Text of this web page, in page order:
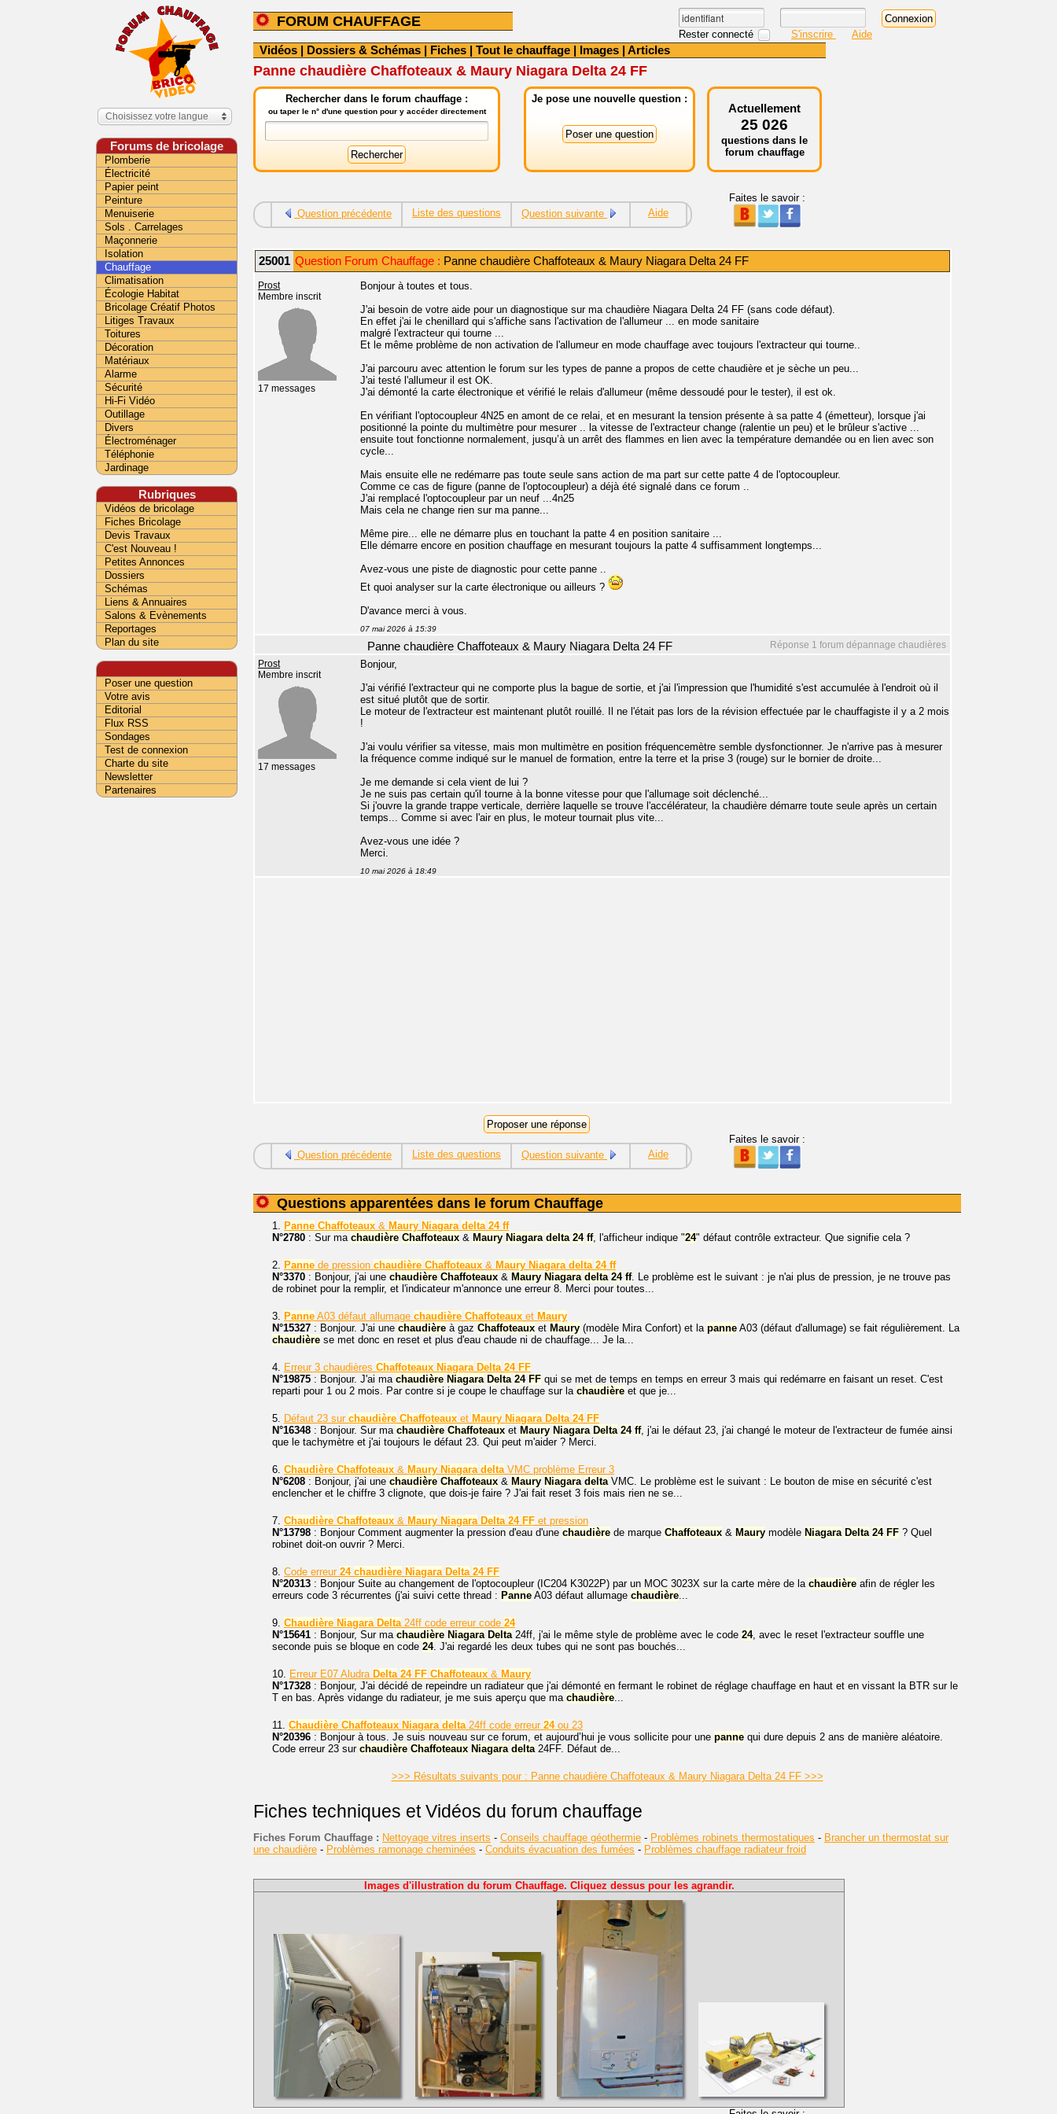
FORUM CHAUFFAGE
Rester connecté S'inscrire Aide
Vidéos | Dossiers & Schémas | Fiches | Tout le chauffage | Images | Articles
Panne chaudière Chaffoteaux & Maury Niagara Delta 24 FF
Rechercher dans le forum chauffage :
ou taper le n° d'une question pour y accéder directement
Je pose une nouvelle question :
Actuellement
25 026
questions dans le
forum chauffage
Question précédente Liste des questions Question suivante Aide
Faites le savoir :
25001 Question Forum Chauffage : Panne chaudière Chaffoteaux & Maury Niagara Delta 24 FF
Prost
Membre inscrit
17 messages
Bonjour à toutes et tous.
J'ai besoin de votre aide pour un diagnostique sur ma chaudière Niagara Delta 24 FF (sans code défaut).
En effet j'ai le chenillard qui s'affiche sans l'activation de l'allumeur ... en mode sanitaire
malgré l'extracteur qui tourne ...
Et le même problème de non activation de l'allumeur en mode chauffage avec toujours l'extracteur qui tourne..
J'ai parcouru avec attention le forum sur les types de panne a propos de cette chaudière et je sèche un peu...
J'ai testé l'allumeur il est OK.
J'ai démonté la carte électronique et vérifié le relais d'allumeur (même dessoudé pour le tester), il est ok.
En vérifiant l'optocoupleur 4N25 en amont de ce relai, et en mesurant la tension présente à sa patte 4 (émetteur), lorsque j'ai
positionné la pointe du multimètre pour mesurer .. la vitesse de l'extracteur change (ralentie un peu) et le brûleur s'active ...
ensuite tout fonctionne normalement, jusqu’à un arrêt des flammes en lien avec la température demandée ou en lien avec son
cycle...
Mais ensuite elle ne redémarre pas toute seule sans action de ma part sur cette patte 4 de l'optocoupleur.
Comme ce cas de figure (panne de l'optocoupleur) a déjà été signalé dans ce forum ..
J'ai remplacé l'optocoupleur par un neuf ...4n25
Mais cela ne change rien sur ma panne...
Même pire... elle ne démarre plus en touchant la patte 4 en position sanitaire ...
Elle démarre encore en position chauffage en mesurant toujours la patte 4 suffisamment longtemps...
Avez-vous une piste de diagnostic pour cette panne ..
Et quoi analyser sur la carte électronique ou ailleurs ?
D'avance merci à vous.
07 mai 2026 à 15:39
Réponse 1 forum dépannage chaudières
Panne chaudière Chaffoteaux & Maury Niagara Delta 24 FF
Prost
Membre inscrit
17 messages
Bonjour,
J'ai vérifié l'extracteur qui ne comporte plus la bague de sortie, et j'ai l'impression que l'humidité s'est accumulée à l'endroit où il
est situé plutôt que de sortir.
Le moteur de l'extracteur est maintenant plutôt rouillé. Il ne l'était pas lors de la révision effectuée par le chauffagiste il y a 2 mois
!
J'ai voulu vérifier sa vitesse, mais mon multimètre en position fréquencemètre semble dysfonctionner. Je n'arrive pas à mesurer
la fréquence comme indiqué sur le manuel de formation, entre la terre et la prise 3 (rouge) sur le bornier de droite...
Je me demande si cela vient de lui ?
Je ne suis pas certain qu'il tourne à la bonne vitesse pour que l'allumage soit déclenché...
Si j'ouvre la grande trappe verticale, derrière laquelle se trouve l'accélérateur, la chaudière démarre toute seule après un certain
temps... Comme si avec l'air en plus, le moteur tournait plus vite...
Avez-vous une idée ?
Merci.
10 mai 2026 à 18:49
Question précédente Liste des questions Question suivante Aide
Faites le savoir :
Questions apparentées dans le forum Chauffage
1. Panne Chaffoteaux & Maury Niagara delta 24 ff
N°2780 : Sur ma chaudière Chaffoteaux & Maury Niagara delta 24 ff, l'afficheur indique "24" défaut contrôle extracteur. Que signifie cela ?
2. Panne de pression chaudière Chaffoteaux & Maury Niagara delta 24 ff
N°3370 : Bonjour, j'ai une chaudière Chaffoteaux & Maury Niagara delta 24 ff. Le problème est le suivant : je n'ai plus de pression, je ne trouve pas
de robinet pour la remplir, et l'indicateur m'annonce une erreur 8. Merci pour toutes...
3. Panne A03 défaut allumage chaudière Chaffoteaux et Maury
N°15327 : Bonjour. J'ai une chaudière à gaz Chaffoteaux et Maury (modèle Mira Confort) et la panne A03 (défaut d'allumage) se fait régulièrement. La
chaudière se met donc en reset et plus d'eau chaude ni de chauffage... Je la...
4. Erreur 3 chaudières Chaffoteaux Niagara Delta 24 FF
N°19875 : Bonjour. J'ai ma chaudière Niagara Delta 24 FF qui se met de temps en temps en erreur 3 mais qui redémarre en faisant un reset. C'est
reparti pour 1 ou 2 mois. Par contre si je coupe le chauffage sur la chaudière et que je...
5. Défaut 23 sur chaudière Chaffoteaux et Maury Niagara Delta 24 FF
N°16348 : Bonjour. Sur ma chaudière Chaffoteaux et Maury Niagara Delta 24 ff, j'ai le défaut 23, j'ai changé le moteur de l'extracteur de fumée ainsi
que le tachymètre et j'ai toujours le défaut 23. Qui peut m'aider ? Merci.
6. Chaudière Chaffoteaux & Maury Niagara deltaVMC problème Erreur 3
N°6208 : Bonjour, j'ai une chaudière Chaffoteaux & Maury Niagara deltaVMC. Le problème est le suivant : Le bouton de mise en sécurité c'est
enclencher et le chiffre 3 clignote, que dois-je faire ? J'ai fait reset 3 fois mais rien ne se...
7. Chaudière Chaffoteaux & Maury Niagara Delta 24 FF et pression
N°13798 : Bonjour Comment augmenter la pression d'eau d'une chaudière de marque Chaffoteaux & Maury modèle Niagara Delta 24 FF ? Quel
robinet doit-on ouvrir ? Merci.
8. Code erreur 24 chaudière Niagara Delta 24 FF
N°20313 : Bonjour Suite au changement de l'optocoupleur (IC204 K3022P) par un MOC 3023X sur la carte mère de la chaudière afin de régler les
erreurs code 3 récurrentes (j'ai suivi cette thread : Panne A03 défaut allumage chaudière...
9. Chaudière Niagara Delta24ff code erreur code 24
N°15641 : Bonjour, Sur ma chaudière Niagara Delta24ff, j'ai le même style de problème avec le code 24, avec le reset l'extracteur souffle une
seconde puis se bloque en code 24. J'ai regardé les deux tubes qui ne sont pas bouchés...
10. Erreur E07 Aludra Delta 24 FF Chaffoteaux & Maury
N°17328 : Bonjour, J'ai décidé de repeindre un radiateur que j'ai démonté en fermant le robinet de réglage chauffage en haut et en vissant la BTR sur le
T en bas. Après vidange du radiateur, je me suis aperçu que ma chaudière...
11. Chaudière Chaffoteaux Niagara delta24ff code erreur 24ou 23
N°20396 : Bonjour à tous. Je suis nouveau sur ce forum, et aujourd’hui je vous sollicite pour une panne qui dure depuis 2 ans de manière aléatoire.
Code erreur 23 sur chaudière Chaffoteaux Niagara delta24FF. Défaut de...
>>> Résultats suivants pour : Panne chaudière Chaffoteaux & Maury Niagara Delta 24 FF >>>
Fiches techniques et Vidéos du forum chauffage
Fiches Forum Chauffage : Nettoyage vitres inserts - Conseils chauffage géothermie - Problèmes robinets thermostatiques - Brancher un thermostat sur
une chaudière - Problèmes ramonage cheminées - Conduits évacuation des fumées - Problèmes chauffage radiateur froid
Images d'illustration du forum Chauffage. Cliquez dessus pour les agrandir.
Choisissez votre langue
Forums de bricolage
Plomberie
Électricité
Papier peint
Peinture
Menuiserie
Sols . Carrelages
Maçonnerie
Isolation
Chauffage
Climatisation
Écologie Habitat
Bricolage Créatif Photos
Litiges Travaux
Toitures
Décoration
Matériaux
Alarme
Sécurité
Hi-Fi Vidéo
Outillage
Divers
Électroménager
Téléphonie
Jardinage
Rubriques
Vidéos de bricolage
Fiches Bricolage
Devis Travaux
C'est Nouveau !
Petites Annonces
Dossiers
Schémas
Liens & Annuaires
Salons & Evènements
Reportages
Plan du site
Poser une question
Votre avis
Editorial
Flux RSS
Sondages
Test de connexion
Charte du site
Newsletter
Partenaires